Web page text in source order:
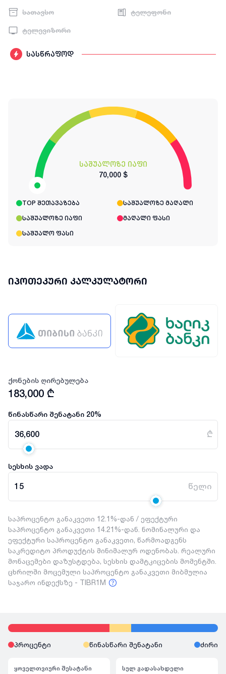
სათავსო ტელეფონი
ტელევიზორი
სასწრაფოდ
საშუალოზე იაფი
70,000 $
TOP შეთავაზება საშუალოზე მაღალი
საშუალოზე იაფი მაღალი ფასი
საშუალო ფასი
იპოთეკური კალკულატორი
ქონების ღირებულება
183,000 ₾
წინასწარი შენატანი 20%
36,600 ₾
სესხის ვადა
15 წელი
საპროცენტო განაკვეთი 12.1%-დან / ეფექტური
საპროცენტო განაკვეთი 14.21%-დან. ნომინალური და
ეფექტური საპროცენტო განაკვეთი, წარმოადგენს
საკრედიტო პროდუქტის მინიმალურ ოდენობას. რეალური
მონაცემები დაზუსტდება, სესხის დამტკიცების მომენტში.
ცხრილში მოცემული საპროცენტო განაკვეთი მიბმულია
საჯარო ინდექსზე - TIBR1M
პროცენტი წინასწარი შენატანი ძირი
ყოველთვიური შესატანი სულ გადასახდელი